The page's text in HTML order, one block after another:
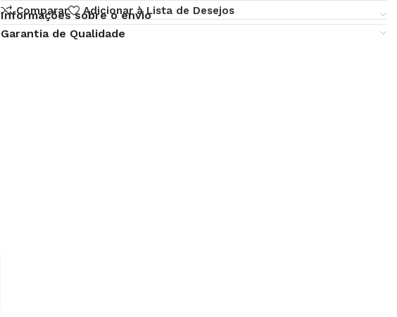
Comparar
Adicionar à Lista de Desejos
Informações sobre o envio
Garantia de Qualidade